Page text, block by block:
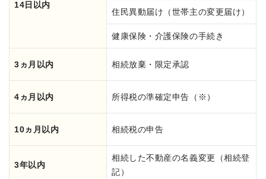
14日以内
住民異動届け（世帯主の変更届け）
健康保険・介護保険の手続き
3ヵ月以内 相続放棄・限定承認
4ヵ月以内 所得税の準確定申告（※）
10ヵ月以内 相続税の申告
3年以内
相続した不動産の名義変更（相続登
記）